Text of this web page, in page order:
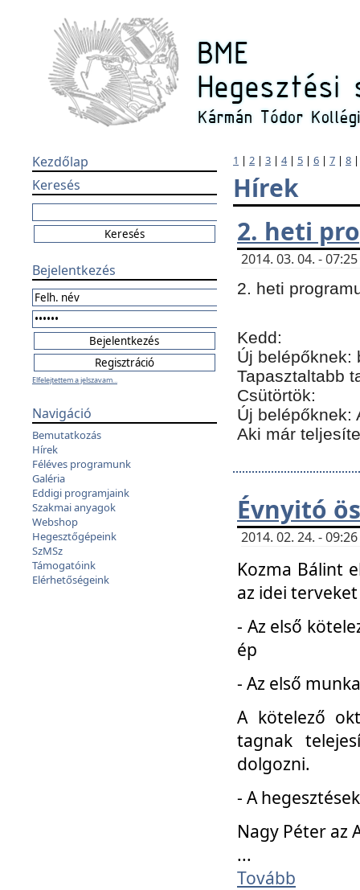
Kezdőlap
Keresés
Bejelentkezés
Elfelejtettem a jelszavam...
Navigáció
Bemutatkozás
Hírek
Féléves programunk
Galéria
Eddigi programjaink
Szakmai anyagok
Webshop
Hegesztőgépeink
SzMSz
Támogatóink
Elérhetőségeink
1 | 2 | 3 | 4| 5 | 6 | 7 | 8
Hírek
2. heti
2014. 03. 04. -
2. heti
Kedd:
Új belépőknek:
Tapasztaltabb
Csütörtök:
Új belépőknek:
Aki már
Évnyitó
2014. 02. 24. -
Kozma Bálint
az idei
- Az első
ép
- Az első
A kötelező
tagnak
dolgozni.
- A
Nagy Péter az
...
Tovább